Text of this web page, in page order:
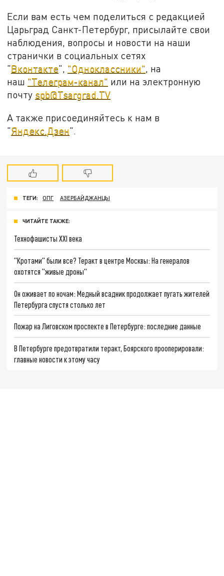
Если вам есть чем поделиться с редакцией
Царьград Санкт-Петербург, присылайте свои
наблюдения, вопросы и новости на наши
странички в социальных сетях
"Вконтакте", "Одноклассники", на
наш "Телеграм-канал" или на электронную
почту spb@Tsargrad.TV
А также присоединяйтесь к нам в
"Яндекс.Дзен".
ТЕГИ: ОПГ АЗЕРБАЙДЖАНЦЫ
ЧИТАЙТЕ ТАКЖЕ:
Технофашисты XXI века
"Кротами" были все? Теракт в центре Москвы: На генералов
охотятся "живые дроны"
Он оживает по ночам: Медный всадник продолжает пугать жителей
Петербурга спустя столько лет
Пожар на Лиговском проспекте в Петербурге: последние данные
В Петербурге предотвратили теракт, Боярского прооперировали:
главные новости к этому часу